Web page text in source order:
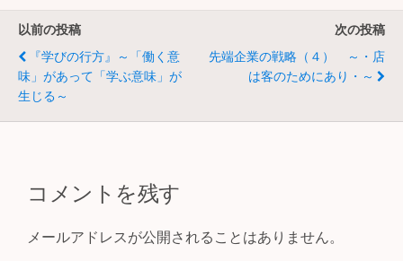
e
b
o
o
er e
以前の投稿
『学びの行方』～「働く意
味」があって「学ぶ意味」が
生じる～
次の投稿
先端企業の戦略（４） ～・店
は客のためにあり・～
コメントを残す
メールアドレスが公開されることはありません。